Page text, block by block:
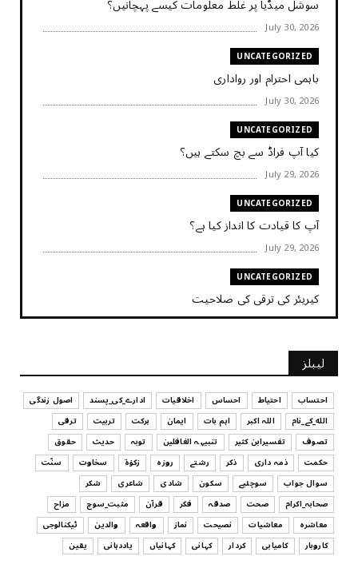
سوشل میڈیا پر غلط معلومات کیسے پہچانیں؟
July 30, 2026
UNCATEGORIZED
باہمی احترام اور رواداری
July 30, 2026
UNCATEGORIZED
کیا آپ فراڈ سے بچ سکتے ہیں؟
July 29, 2026
UNCATEGORIZED
آپ کا قیادت کا انداز کیا ہے؟
July 29, 2026
UNCATEGORIZED
کیریئر کی ترقی کی صلاحیت
July 29, 2026
UNCATEGORIZED
کیا آپ اپنے باس کو مؤثر طریقے سے منظم کر رہے ہیں
July 29, 2026
UNCATEGORIZED
اس وقت آپ کا موڈ کیسا ہے؟
July 29, 2026
UNCATEGORIZED
قرض لینے اور دینے میں ہوشیاری
July 29, 2026
لیبلز
احتساب احتیاط احساس اخلاقیات ادارے_کی_پسند
اصول زندگی
الله_کے_نام
اللہ اکبر اہم بات ایمان برکت تربیت
ترقی
تصوف
تفسیرابن کثیر تنبیہہ الغافلین توبہ حدیث
حقوق
حکمت
ذمہ داری ذکر رشتے روزہ زکوٰۃ سخاوت
سنّت
سوال جواب
سوچئیے سکون شادی شاعری
شکر
صحابہ_اکرام
صحت صدقہ فکر قرآن مثبت_سوچ
مزاح
معاشرہ
معاشیات نصیحت نماز واقعہ والدین
ٹیکنالوجی
کاروبار
کامیابی کردار کہانی کہانیاں یاددہانی یقین